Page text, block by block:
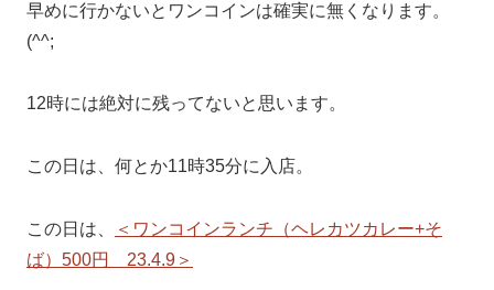
早めに行かないとワンコインは確実に無くなります。
(^^;
12時には絶対に残ってないと思います。
この日は、何とか11時35分に入店。
この日は、
＜ワンコインランチ（ヘレカツカレー+そ
ば）500円 23.4.9＞